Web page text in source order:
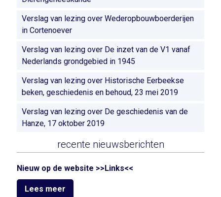
Verslag van lezing over Wederopbouwboerderijen
in Cortenoever
Verslag van lezing over De inzet van de V1 vanaf
Nederlands grondgebied in 1945
Verslag van lezing over Historische Eerbeekse
beken, geschiedenis en behoud, 23 mei 2019
Verslag van lezing over De geschiedenis van de
Hanze, 17 oktober 2019
recente nieuwsberichten
Nieuw op de website >>Links<<
Lees meer